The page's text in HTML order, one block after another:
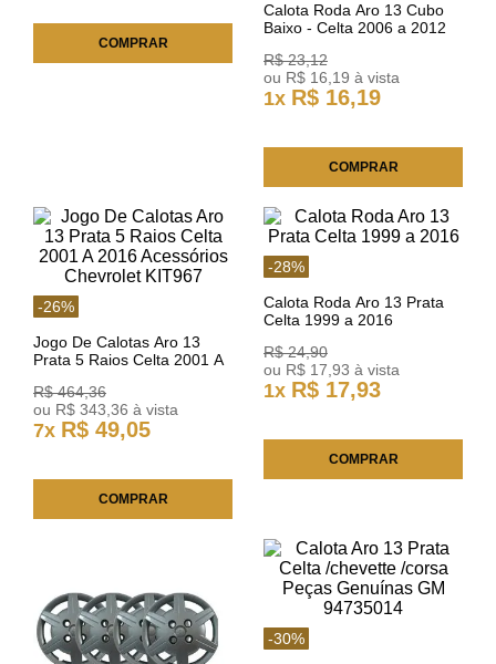
COMPRAR
Calota Roda Aro 13 Cubo
Baixo - Celta 2006 a 2012
R$ 23,12
ou R$ 16,19 à vista
1x R$ 16,19
COMPRAR
-26%
Jogo De Calotas Aro 13
Prata 5 Raios Celta 2001 A
KIT967
R$ 464,36
ou R$ 343,36 à vista
7x R$ 49,05
COMPRAR
-28%
Calota Roda Aro 13 Prata
Celta 1999 a 2016
R$ 24,90
ou R$ 17,93 à vista
1x R$ 17,93
COMPRAR
-30%